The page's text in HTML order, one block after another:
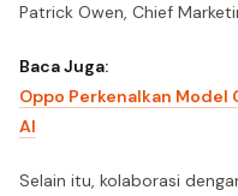
Patrick Owen, Chief
Baca Juga:
Oppo Perkenalkan
AI
Selain itu, kolaborasi